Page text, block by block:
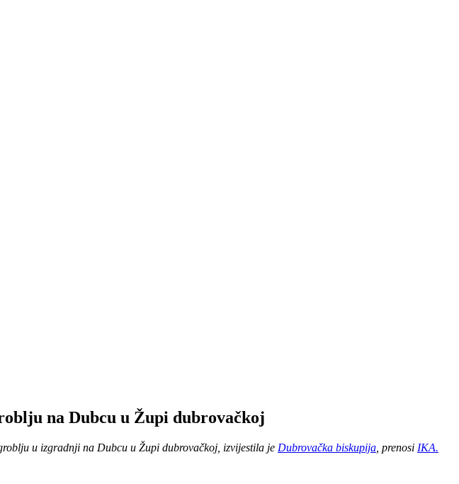
na Dubcu u Župi dubrovačkoj
u izgradnji na Dubcu u Župi dubrovačkoj, izvijestila je Dubrovačka biskupija , prenosi IKA.